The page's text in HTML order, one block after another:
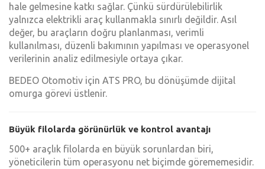
hale gelmesine katkı sağlar. Çünkü sürdürülebilirlik
yalnızca elektrikli araç kullanmakla sınırlı değildir. Asıl
değer, bu araçların doğru planlanması, verimli
kullanılması, düzenli bakımının yapılması ve operasyonel
verilerinin analiz edilmesiyle ortaya çıkar.
BEDEO Otomotiv için ATS PRO, bu dönüşümde dijital
omurga görevi üstlenir.
Büyük filolarda görünürlük ve kontrol avantajı
500+ araçlık filolarda en büyük sorunlardan biri,
yöneticilerin tüm operasyonu net biçimde görememesidir.